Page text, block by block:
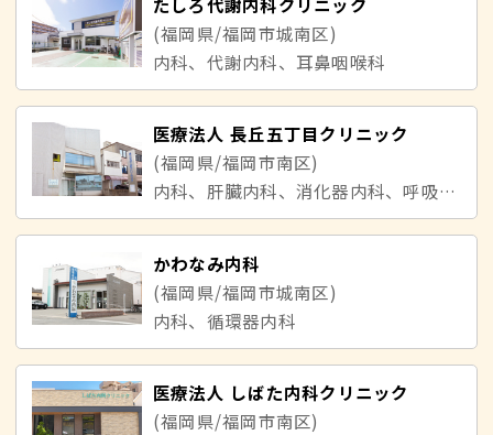
たしろ代謝内科クリニック
(福岡県/福岡市城南区)
内科、代謝内科、耳鼻咽喉科
医療法人 長丘五丁目クリニック
(福岡県/福岡市南区)
内科、肝臓内科、消化器内科、呼吸器内科、胃腸内科、循環器内科、小児科、神経内科
かわなみ内科
(福岡県/福岡市城南区)
内科、循環器内科
医療法人 しばた内科クリニック
(福岡県/福岡市南区)